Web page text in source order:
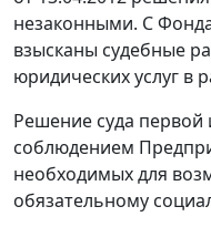
незаконными. С
взысканы судебные
юридических услуг в
Решение суда
соблюдением
необходимых для
обязательному